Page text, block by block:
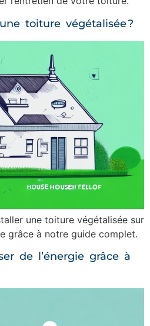
toiture végétalisée ?
une toiture végétalisée sur
grâce à notre guide complet.
de l’énergie grâce à